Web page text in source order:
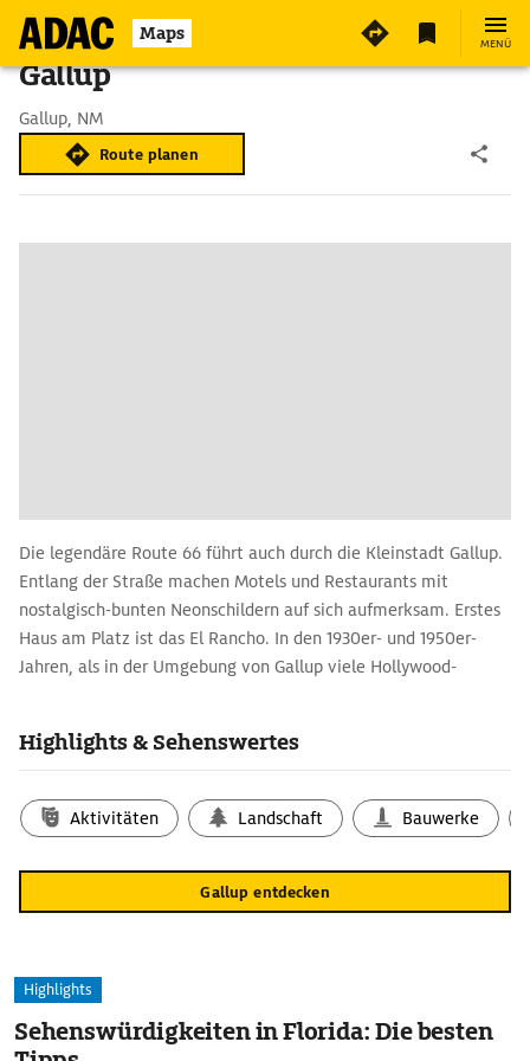
Maps MENÜ
Gallup
Gallup, NM
Route planen
Die legendäre Route 66 führt auch durch die Kleinstadt Gallup.
Entlang der Straße machen Motels und Restaurants mit
nostalgisch-bunten Neonschildern auf sich aufmerksam. Erstes
Haus am Platz ist das El Rancho. In den 1930er- und 1950er-
Jahren, als in der Umgebung von Gallup viele Hollywood-
In den Souvenirgeschäften entlang der Main Street verkaufen
handgefertigte Teppiche und Töpferware.
Highlights & Sehenswertes
Aktivitäten Landschaft Bauwerke
Gallup entdecken
Highlights
Sehenswürdigkeiten in Florida: Die besten